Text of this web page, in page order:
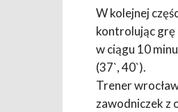
W kolejnej
kontrolując grę
w ciągu 10
(37`, 40`).
Trener
zawodniczek z